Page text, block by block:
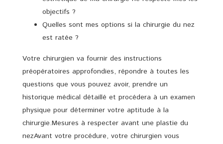
objectifs ?
Quelles sont mes options si la chirurgie du nez
est ratée ?
Votre chirurgien va fournir des instructions
préopératoires approfondies, répondre à toutes les
questions que vous pouvez avoir, prendre un
historique médical détaillé et procédera à un examen
physique pour déterminer votre aptitude à la
chirurgie.Mesures à respecter avant une plastie du
nezAvant votre procédure, votre chirurgien vous